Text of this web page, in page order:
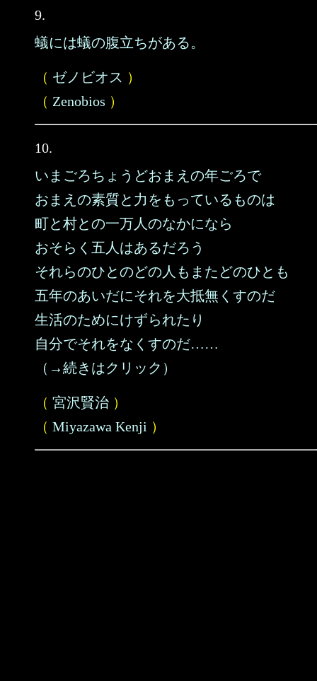
9.
蟻には蟻の腹立ちがある。
（ ゼノビオス ）
（ Zenobios ）
10.
いまごろちょうどおまえの年ごろで
おまえの素質と力をもっているものは
町と村との一万人のなかになら
おそらく五人はあるだろう
それらのひとのどの人もまたどのひとも
五年のあいだにそれを大抵無くすのだ
生活のためにけずられたり
自分でそれをなくすのだ……
（→続きはクリック）
（ 宮沢賢治 ）
（ Miyazawa Kenji ）